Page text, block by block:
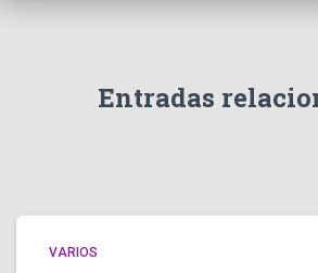
Entradas
VARIOS